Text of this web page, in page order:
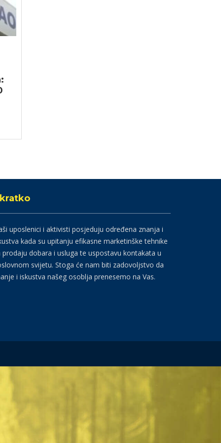
uposlenici i aktivisti posjeduju određena znanja i
kada su upitanju efikasne marketinške tehnike
prodaju dobara i usluga te uspostavu kontakata u
svijetu. Stoga će nam biti zadovoljstvo da
i iskustva našeg osoblja prenesemo na Vas.